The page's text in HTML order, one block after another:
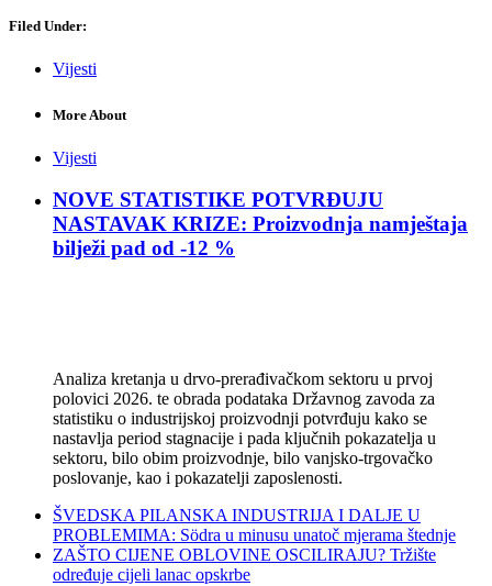
Filed Under:
Vijesti
More About
Vijesti
NOVE STATISTIKE POTVRĐUJU
NASTAVAK KRIZE: Proizvodnja namještaja
bilježi pad od -12 %
Analiza kretanja u drvo-prerađivačkom sektoru u prvoj
polovici 2026. te obrada podataka Državnog zavoda za
statistiku o industrijskoj proizvodnji potvrđuju kako se
nastavlja period stagnacije i pada ključnih pokazatelja u
sektoru, bilo obim proizvodnje, bilo vanjsko-trgovačko
poslovanje, kao i pokazatelji zaposlenosti.
ŠVEDSKA PILANSKA INDUSTRIJA I DALJE U
PROBLEMIMA: Södra u minusu unatoč mjerama štednje
ZAŠTO CIJENE OBLOVINE OSCILIRAJU? Tržište
određuje cijeli lanac opskrbe